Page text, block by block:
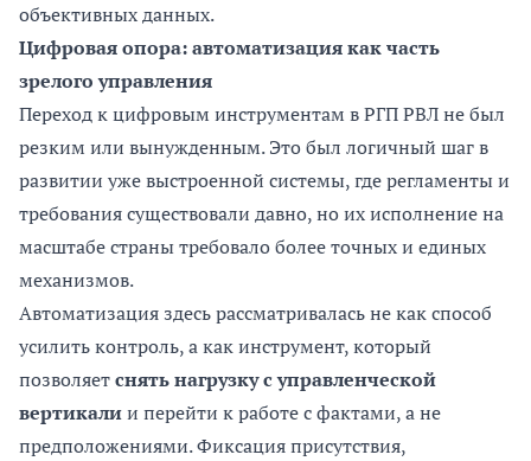
объективных данных.
Цифровая опора: автоматизация как часть
зрелого управления
Переход к цифровым инструментам в РГП РВЛ не был
резким или вынужденным. Это был логичный шаг в
развитии уже выстроенной системы, где регламенты и
требования существовали давно, но их исполнение на
масштабе страны требовало более точных и единых
механизмов.
Автоматизация здесь рассматривалась не как способ
усилить контроль, а как инструмент, который
позволяетснять нагрузку с управленческой
вертикалии перейти к работе с фактами, а не
предположениями. Фиксация присутствия,